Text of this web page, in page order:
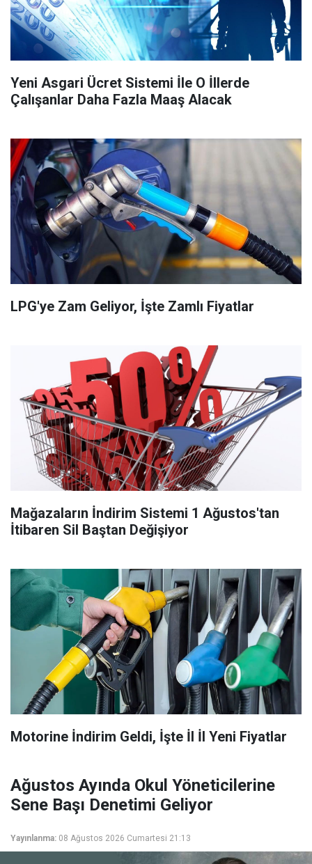
Yeni Asgari Ücret Sistemi İle O İllerde
Çalışanlar Daha Fazla Maaş Alacak
LPG'ye Zam Geliyor, İşte Zamlı Fiyatlar
Mağazaların İndirim Sistemi 1 Ağustos'tan
İtibaren Sil Baştan Değişiyor
Motorine İndirim Geldi, İşte İl İl Yeni Fiyatlar
Ağustos Ayında Okul Yöneticilerine
Sene Başı Denetimi Geliyor
Yayınlanma: 08 Ağustos 2026 Cumartesi 21:13